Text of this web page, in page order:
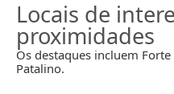
Locais de
proximidades
Os destaques incluem
Patalino.